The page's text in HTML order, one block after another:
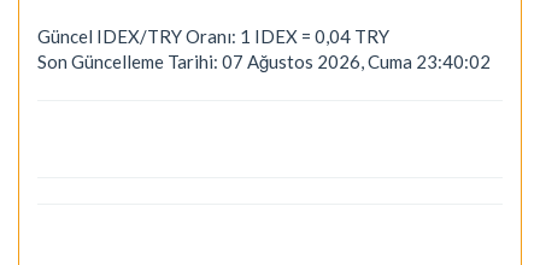
Güncel IDEX/TRY Oranı: 1 IDEX = 0,04 TRY
Son Güncelleme Tarihi: 07 Ağustos 2026, Cuma 23:40:02